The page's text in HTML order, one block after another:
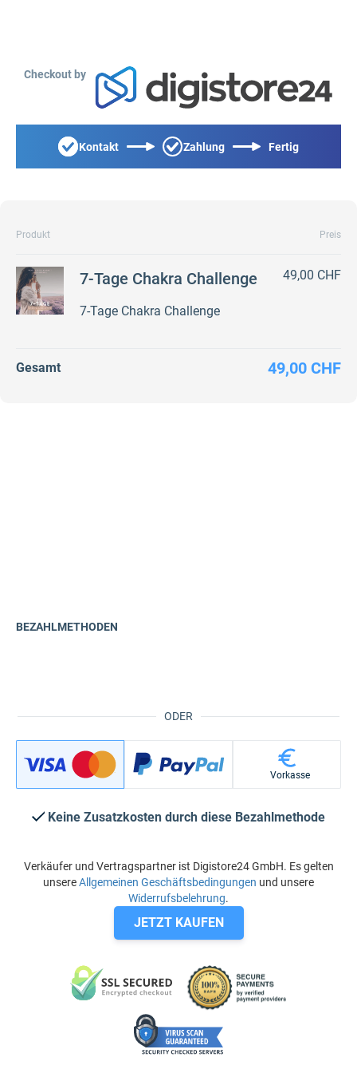
Checkout by
Kontakt Zahlung Fertig
Produkt Preis
7-Tage Chakra Challenge
7-Tage Chakra Challenge
49,00 CHF
Gesamt 49,00 CHF
ODER
BEZAHLMETHODEN
Vorkasse
Keine Zusatzkosten durch diese Bezahlmethode
Verkäufer und Vertragspartner ist Digistore24 GmbH. Es gelten
unsereAllgemeinen Geschäftsbedingungen und unsere
Widerrufsbelehrung.
JETZT KAUFEN